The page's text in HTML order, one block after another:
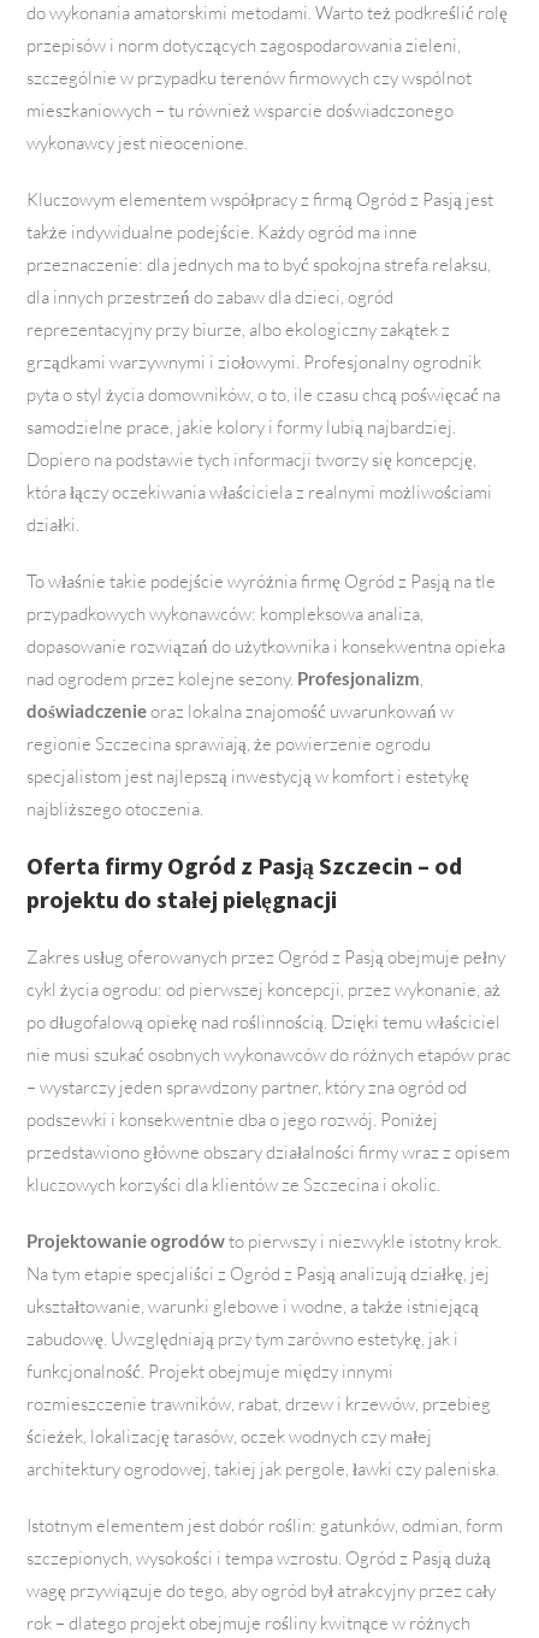
do wykonania amatorskimi metodami. Warto też podkreślić rolę
przepisów i norm dotyczących zagospodarowania zieleni,
szczególnie w przypadku terenów firmowych czy wspólnot
mieszkaniowych – tu również wsparcie doświadczonego
wykonawcy jest nieocenione.
Kluczowym elementem współpracy z firmą Ogród z Pasją jest
także indywidualne podejście. Każdy ogród ma inne
przeznaczenie: dla jednych ma to być spokojna strefa relaksu,
dla innych przestrzeń do zabaw dla dzieci, ogród
reprezentacyjny przy biurze, albo ekologiczny zakątek z
grządkami warzywnymi i ziołowymi. Profesjonalny ogrodnik
pyta o styl życia domowników, o to, ile czasu chcą poświęcać na
samodzielne prace, jakie kolory i formy lubią najbardziej.
Dopiero na podstawie tych informacji tworzy się koncepcję,
która łączy oczekiwania właściciela z realnymi możliwościami
działki.
To właśnie takie podejście wyróżnia firmę Ogród z Pasją na tle
przypadkowych wykonawców: kompleksowa analiza,
dopasowanie rozwiązań do użytkownika i konsekwentna opieka
nad ogrodem przez kolejne sezony. Profesjonalizm,
doświadczenieoraz lokalna znajomość uwarunkowań w
regionie Szczecina sprawiają, że powierzenie ogrodu
specjalistom jest najlepszą inwestycją w komfort i estetykę
najbliższego otoczenia.
Oferta firmy Ogród z Pasją Szczecin – od
projektu do stałej pielęgnacji
Zakres usług oferowanych przez Ogród z Pasją obejmuje pełny
cykl życia ogrodu: od pierwszej koncepcji, przez wykonanie, aż
po długofalową opiekę nad roślinnością. Dzięki temu właściciel
nie musi szukać osobnych wykonawców do różnych etapów prac
– wystarczy jeden sprawdzony partner, który zna ogród od
podszewki i konsekwentnie dba o jego rozwój. Poniżej
przedstawiono główne obszary działalności firmy wraz z opisem
kluczowych korzyści dla klientów ze Szczecina i okolic.
Projektowanie ogrodówto pierwszy i niezwykle istotny krok.
Na tym etapie specjaliści z Ogród z Pasją analizują działkę, jej
ukształtowanie, warunki glebowe i wodne, a także istniejącą
zabudowę. Uwzględniają przy tym zarówno estetykę, jak i
funkcjonalność. Projekt obejmuje między innymi
rozmieszczenie trawników, rabat, drzew i krzewów, przebieg
ścieżek, lokalizację tarasów, oczek wodnych czy małej
architektury ogrodowej, takiej jak pergole, ławki czy paleniska.
Istotnym elementem jest dobór roślin: gatunków, odmian, form
szczepionych, wysokości i tempa wzrostu. Ogród z Pasją dużą
wagę przywiązuje do tego, aby ogród był atrakcyjny przez cały
rok – dlatego projekt obejmuje rośliny kwitnące w różnych